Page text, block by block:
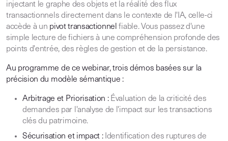
injectant le graphe des objets et la réalité des flux
transactionnels directement dans le contexte de l'IA, celle-ci
accède à un pivot transactionnel fiable. Vous passez d'une
simple lecture de fichiers à une compréhension profonde des
points d'entrée, des règles de gestion et de la persistance.
Au programme de ce webinar, trois démos basées sur la
précision du modèle sémantique :
Arbitrage et Priorisation :Évaluation de la criticité des
demandes par l'analyse de l'impact sur les transactions
clés du patrimoine.
Sécurisation et impact :Identification des ruptures de